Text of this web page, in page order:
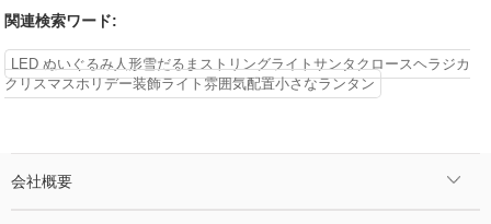
関連検索ワード:
LED ぬいぐるみ人形雪だるまストリングライトサンタクロースヘラジカ
クリスマスホリデー装飾ライト雰囲気配置小さなランタン
会社概要